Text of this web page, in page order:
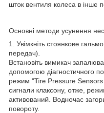
шток вентиля колеса в інше
Основні методи усунення
1. Увімкніть стоянкове
передач).
Встановіть вимикач
допомогою діагностичного
режим "Tire Pressure
сигнали клаксону, отже,
активований. Водночас
повороту.